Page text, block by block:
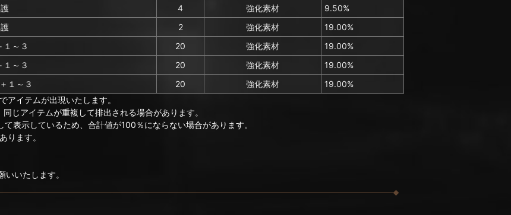
4 強化素材
9.50%
2 強化素材
19.00%
１～３
20 強化素材
19.00%
１～３
20 強化素材
19.00%
１～３
20 強化素材
19.00%
アイテムが出現いたします。
じアイテムが重複して排出される場合があります。
表示しているため、合計値が100％にならない場合があります。
ります。
いたします。